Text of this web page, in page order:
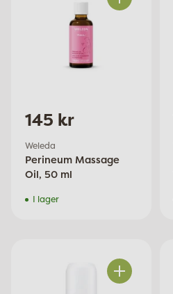
Antal
145 kr
Weleda
Perineum Massage
Oil, 50 ml
I lager
Antal